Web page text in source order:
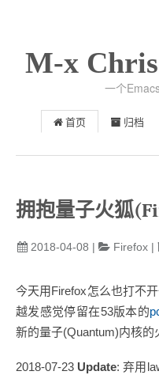
M-x
一个
首页 归档
拥抱量子火狐
2018-04-08 | Firefox |
今天用Firefox怎么也打不
越发感觉停留在53版本的
新的量子(Quantum)内核的
2018-07-23 Update: 弃用